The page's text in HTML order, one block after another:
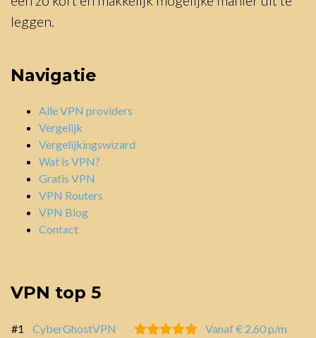
leggen.
Navigatie
Alle VPN providers
Vergelijk
Vergelijkingswizard
Wat is VPN?
Gratis VPN
VPN Routers
VPN Blog
Contact
VPN top 5
#1 CyberGhostVPN
Vanaf € 2,60 p/m